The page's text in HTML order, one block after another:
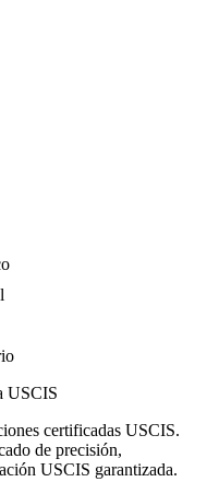
USCIS
certificadas USCIS.
de precisión,
USCIS garantizada.